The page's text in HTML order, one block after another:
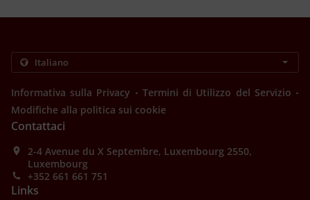
Informativa sulla Privacy . Termini di Utilizzo del Servizio .
Modifiche alla politica sui cookie
Contattaci
2-4 Avenue du X Septembre, Luxembourg 2550,
Luxembourg
+352 661 661 751
Links